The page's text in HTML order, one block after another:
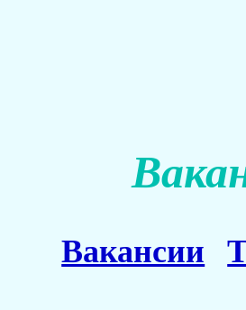
Вакансии